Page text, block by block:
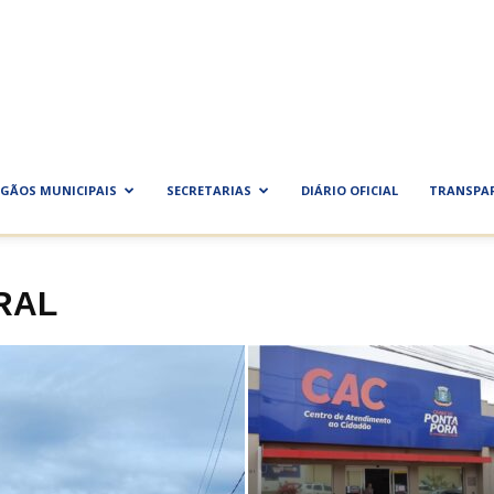
MUNICIPAIS SECRETARIAS DIÁRIO OFICIAL